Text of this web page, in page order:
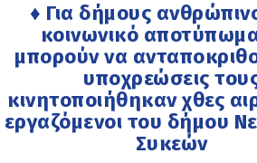
♦ Για δήμους
κοινωνικό
μπορούν να
υποχρεώσεις
κινητοποιήθηκαν χθες
εργαζόμενοι του δήμου
Συκεών